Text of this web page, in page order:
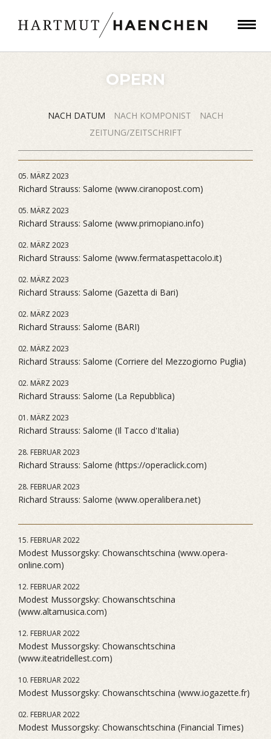
OPERN
NACH DATUM NACH KOMPONIST
NACH
ZEITUNG/ZEITSCHRIFT
05. MÄRZ 2023
Richard Strauss: Salome (www.ciranopost.com)
05. MÄRZ 2023
Richard Strauss: Salome (www.primopiano.info)
02. MÄRZ 2023
Richard Strauss: Salome (www.fermataspettacolo.it)
02. MÄRZ 2023
Richard Strauss: Salome (Gazetta di Bari)
02. MÄRZ 2023
Richard Strauss: Salome (BARI)
02. MÄRZ 2023
Richard Strauss: Salome (Corriere del Mezzogiorno Puglia)
02. MÄRZ 2023
Richard Strauss: Salome (La Repubblica)
01. MÄRZ 2023
Richard Strauss: Salome (Il Tacco d'Italia)
28. FEBRUAR 2023
Richard Strauss: Salome (https://operaclick.com)
28. FEBRUAR 2023
Richard Strauss: Salome (www.operalibera.net)
15. FEBRUAR 2022
Modest Mussorgsky: Chowanschtschina (www.opera-
online.com)
12. FEBRUAR 2022
Modest Mussorgsky: Chowanschtschina
(www.altamusica.com)
12. FEBRUAR 2022
Modest Mussorgsky: Chowanschtschina
(www.iteatridellest.com)
10. FEBRUAR 2022
Modest Mussorgsky: Chowanschtschina (www.iogazette.fr)
02. FEBRUAR 2022
Modest Mussorgsky: Chowanschtschina (Financial Times)